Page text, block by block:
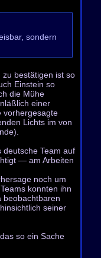
sondern
bestätigen ist so
Einstein so
die Mühe
einer
vorhergesagte
Lichts im von
deutsche Team auf
— am Arbeiten
noch um
konnten ihn
beobachtbaren
seiner
so ein Sache